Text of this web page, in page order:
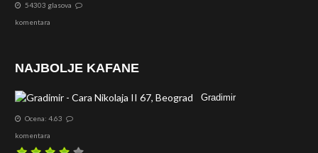
54303 glasova
komentara
NAJBOLJE KAFANE
Gradimir
Ocena: 4.63
komentara